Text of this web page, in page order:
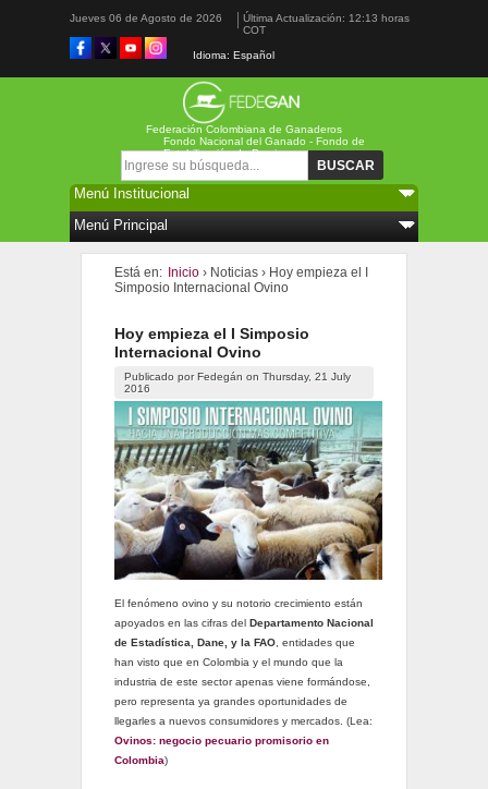
Jueves 06 de Agosto de 2026
Última Actualización: 12:13 horas
COT
Idioma: Español
Federación Colombiana de Ganaderos
Formulario de búsqueda
Fondo Nacional del Ganado - Fondo de
Estabilización de Precios
Está en: Inicio › Noticias › Hoy empieza el I
Simposio Internacional Ovino
Hoy empieza el I Simposio
Internacional Ovino
Publicado por Fedegán on Thursday, 21 July
2016
El fenómeno ovino y su notorio crecimiento están
apoyados en las cifras del
Departamento Nacional
de Estadística, Dane, y la FAO, entidades que
han visto que en Colombia y el mundo que la
industria de este sector apenas viene formándose,
pero representa ya grandes oportunidades de
llegarles a nuevos consumidores y mercados. (Lea:
Ovinos: negocio pecuario promisorio en
Colombia)